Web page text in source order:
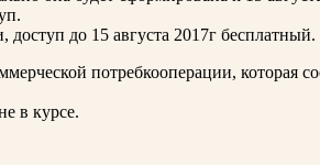
до 15 августа 2017г бесплатный.
потребкооперации, которая
в курсе.